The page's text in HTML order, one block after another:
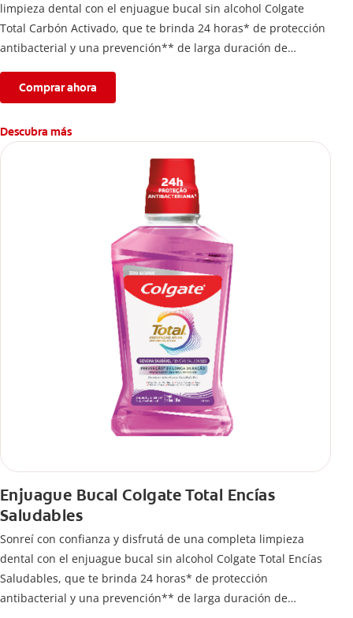
limpieza dental con el enjuague bucal sin alcohol Colgate
Total Carbón Activado, que te brinda 24 horas* de protección
antibacterial y una prevención** de larga duración de
Comprar ahora
Descubra más
Enjuague Bucal Colgate Total Encías
Saludables
Sonreí con confianza y disfrutá de una completa limpieza
dental con el enjuague bucal sin alcohol Colgate Total Encías
Saludables, que te brinda 24 horas* de protección
antibacterial y una prevención** de larga duración de